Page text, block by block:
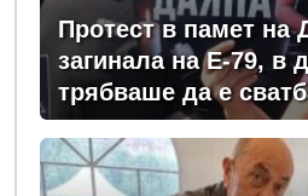
Протест в памет на
загинала на Е-79, в
трябваше да е